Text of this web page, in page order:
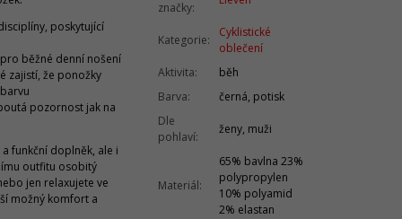
poskytující
běžné denní nošení
zajistí, že ponožky
pozornost jak na
funkční doplněk, ale i
outfitu osobitý
jen relaxujete ve
možný komfort a
značky:
Kategorie:
Cyklistické
oblečení
Aktivita:
běh
Barva:
černá, potisk
Dle
pohlaví:
ženy, muži
Materiál:
65% bavlna 23%
polypropylen
10% polyamid
2% elastan